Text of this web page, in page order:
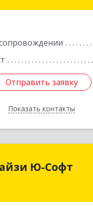
Отправить заявку
Показать контакты
Отправить заявку
Назад
Ю-Софт
1С:Франчайзи
г, вн.тер.г.